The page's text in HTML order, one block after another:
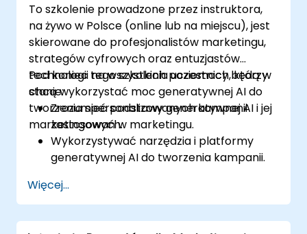
To szkolenie prowadzone przez instruktora,
na żywo w Polsce (online lub na miejscu), jest
skierowane do profesjonalistów marketingu,
strategów cyfrowych oraz entuzjastów
technologii na wszystkich poziomach, którzy
chcą wykorzystać moc generatywnej AI do
tworzenia spersonalizowanych kampanii
marketingowych.
Pod koniec tego szkolenia uczestnicy będą w
stanie:
Zrozumieć podstawy generatywnej AI i jej
zastosowań w marketingu.
Wykorzystywać narzędzia i platformy
generatywnej AI do tworzenia kampanii.
marketingowe przy użyciu modeli AI.
Integrować treści generowane przez AI z
szerszymi strategiami marketingowymi.
Więcej...